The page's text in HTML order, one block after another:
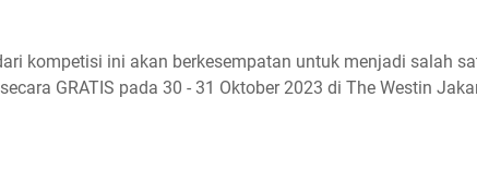
kompetisi ini akan berkesempatan untuk menjadi salah
GRATIS pada 30 - 31 Oktober 2023 di The Westin